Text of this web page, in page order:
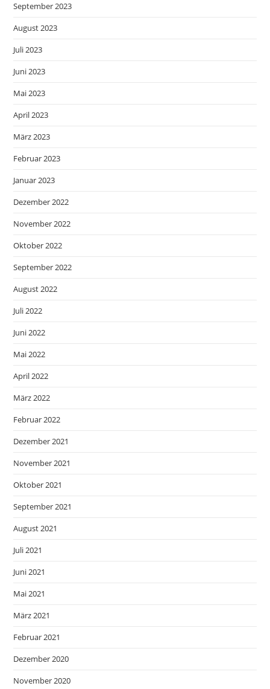
September 2023
August 2023
Juli 2023
Juni 2023
Mai 2023
April 2023
März 2023
Februar 2023
Januar 2023
Dezember 2022
November 2022
Oktober 2022
September 2022
August 2022
Juli 2022
Juni 2022
Mai 2022
April 2022
März 2022
Februar 2022
Dezember 2021
November 2021
Oktober 2021
September 2021
August 2021
Juli 2021
Juni 2021
Mai 2021
März 2021
Februar 2021
Dezember 2020
November 2020